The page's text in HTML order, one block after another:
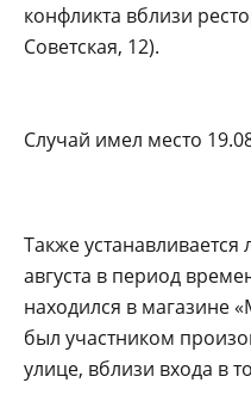
конфликта вблизи
Советская, 12).
Случай имел место
Также
августа в период
находился в магазине
был участником
улице, вблизи входа в